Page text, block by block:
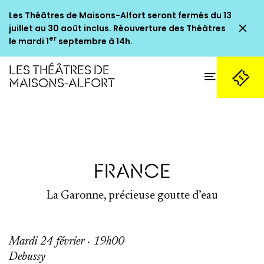
Les Théâtres de Maisons-Alfort seront fermés du 13
juillet au 30 août inclus. Réouverture des Théâtres
le mardi 1er septembre à 14h.
LES THÉÂTRES DE
MAISONS-ALFORT
FRANCE
La Garonne, précieuse goutte d’eau
Mardi 24 février · 19h00
Debussy